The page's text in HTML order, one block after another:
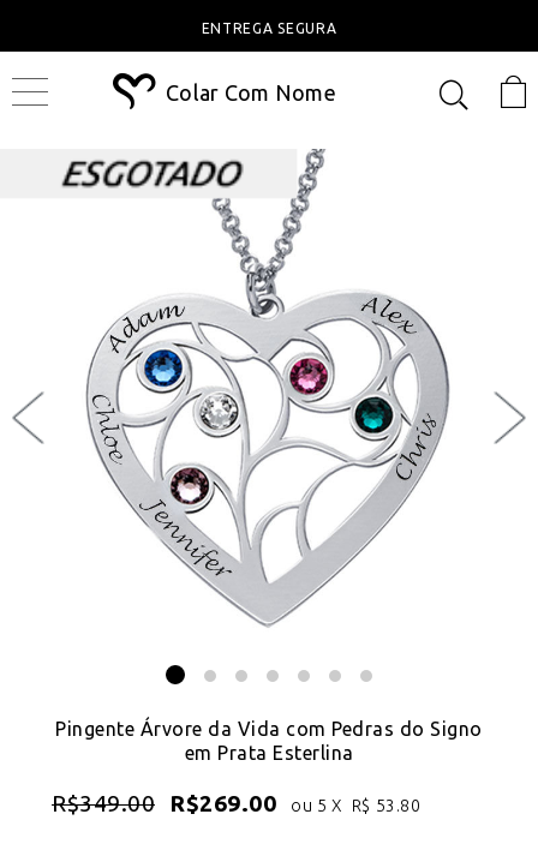
ENTREGA SEGURA
Colar Com Nome
Pingente Árvore da Vida com Pedras do Signo
em Prata Esterlina
R$349.00 R$269.00 ou 5 X R$ 53.80